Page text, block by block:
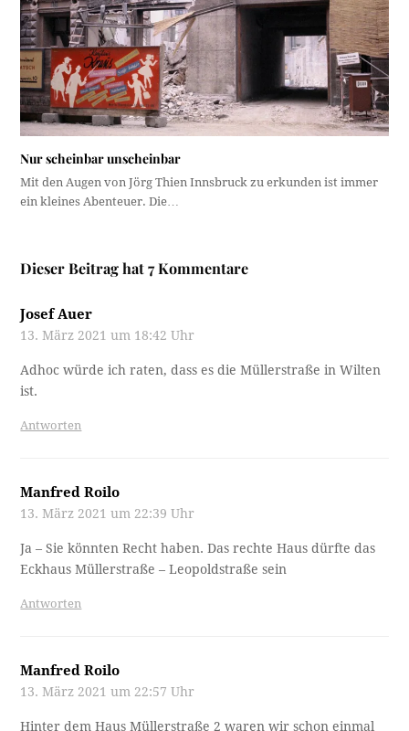
Nur scheinbar unscheinbar
Mit den Augen von Jörg Thien Innsbruck zu erkunden ist immer
ein kleines Abenteuer. Die…
Dieser Beitrag hat 7 Kommentare
Josef Auer
13. März 2021 um 18:42 Uhr
Adhoc würde ich raten, dass es die Müllerstraße in Wilten
ist.
Antworten
Manfred Roilo
13. März 2021 um 22:39 Uhr
Ja – Sie könnten Recht haben. Das rechte Haus dürfte das
Eckhaus Müllerstraße – Leopoldstraße sein
Antworten
Manfred Roilo
13. März 2021 um 22:57 Uhr
Hinter dem Haus Müllerstraße 2 waren wir schon einmal